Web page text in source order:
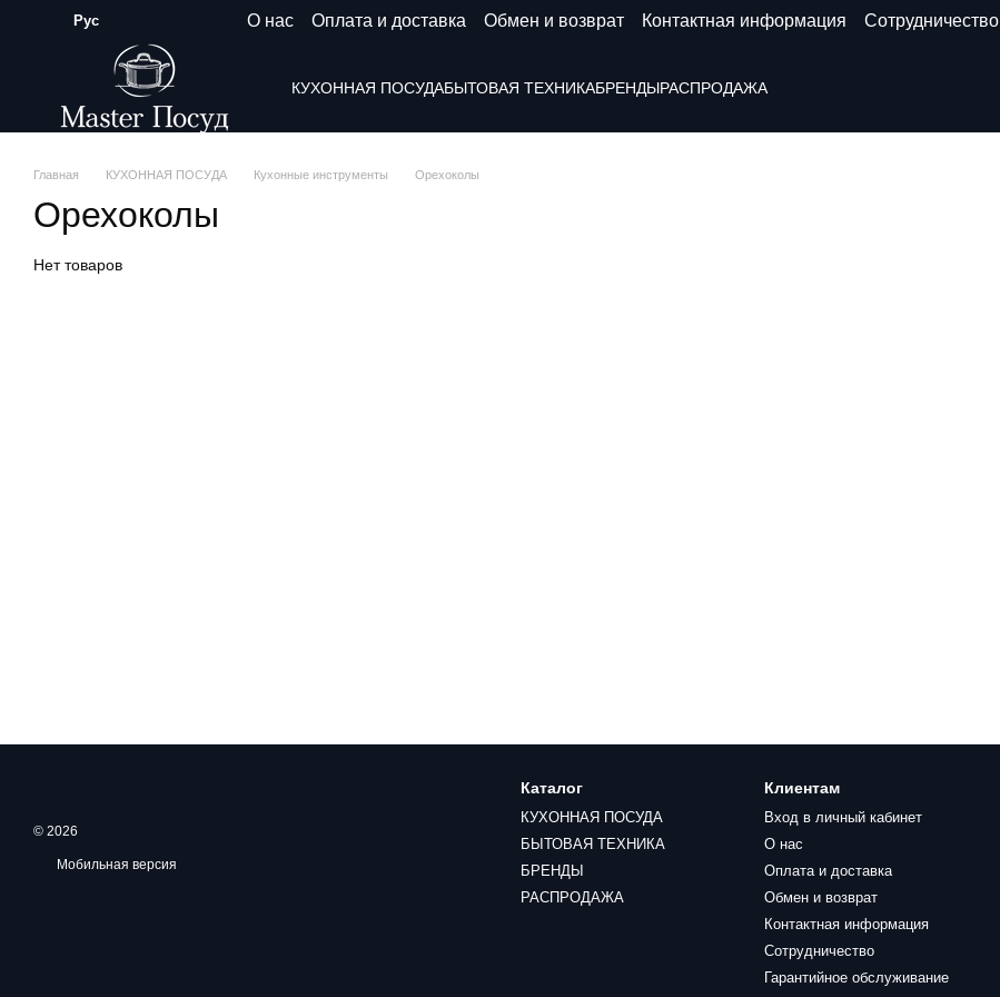
Перейти к основному контенту
Рус О нас Оплата и доставка Обмен и возврат Контактная информация Сотрудничество
КУХОННАЯ ПОСУДАБЫТОВАЯ ТЕХНИКАБРЕНДЫРАСПРОДАЖА
Главная КУХОННАЯ ПОСУДА Кухонные инструменты Орехоколы
Орехоколы
Нет товаров
© 2026
Мобильная версия
Каталог
КУХОННАЯ ПОСУДА
БЫТОВАЯ ТЕХНИКА
БРЕНДЫ
РАСПРОДАЖА
Клиентам
Вход в личный кабинет
О нас
Оплата и доставка
Обмен и возврат
Контактная информация
Сотрудничество
Гарантийное обслуживание